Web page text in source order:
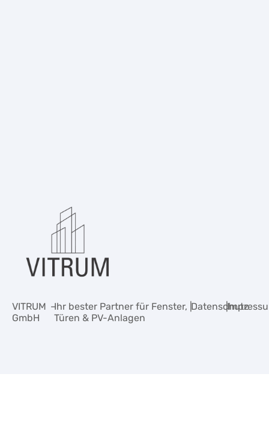
VITRUM
GmbH
–Ihr bester Partner für Fenster,
Türen & PV-Anlagen
|Datenschutz
|